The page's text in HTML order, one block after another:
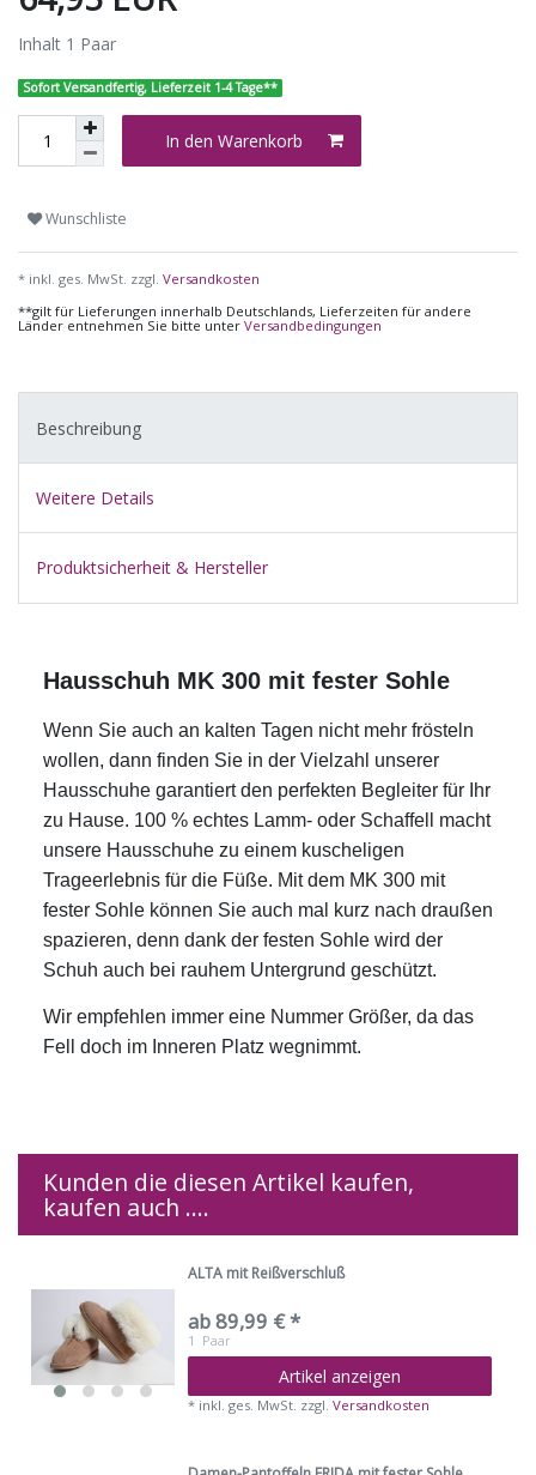
Inhalt 1 Paar
Sofort Versandfertig, Lieferzeit 1-4 Tage**
In den Warenkorb
Wunschliste
* inkl. ges. MwSt. zzgl. Versandkosten
**gilt für Lieferungen innerhalb Deutschlands, Lieferzeiten für andere
Länder entnehmen Sie bitte unter Versandbedingungen
Beschreibung
Weitere Details
Produktsicherheit & Hersteller
Hausschuh MK 300 mit fester Sohle
Wenn Sie auch an kalten Tagen nicht mehr frösteln
wollen, dann finden Sie in der Vielzahl unserer
Hausschuhe garantiert den perfekten Begleiter für Ihr
zu Hause. 100 % echtes Lamm- oder Schaffell macht
unsere Hausschuhe zu einem kuscheligen
Trageerlebnis für die Füße. Mit dem MK 300 mit
fester Sohle können Sie auch mal kurz nach draußen
spazieren, denn dank der festen Sohle wird der
Schuh auch bei rauhem Untergrund geschützt.
Wir empfehlen immer eine Nummer Größer, da das
Fell doch im Inneren Platz wegnimmt.
Kunden die diesen Artikel kaufen,
kaufen auch ....
ALTA mit Reißverschluß
ab 89,99 € *
1 Paar
Artikel anzeigen
* inkl. ges. MwSt. zzgl.Versandkosten